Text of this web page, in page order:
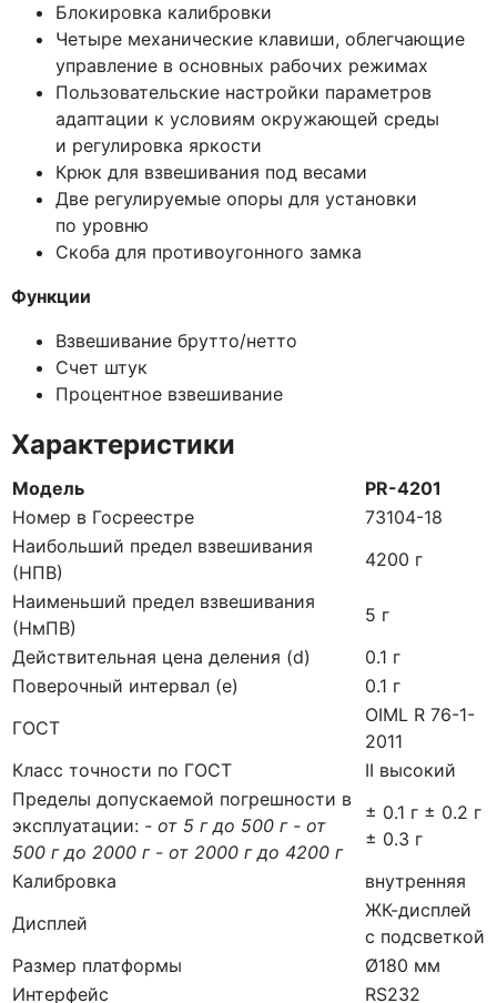
Блокировка калибровки
Четыре механические клавиши, облегчающие
управление в основных рабочих режимах
Пользовательские настройки параметров
адаптации к условиям окружающей среды
и регулировка яркости
Крюк для взвешивания под весами
Две регулируемые опоры для установки
по уровню
Скоба для противоугонного замка
Функции
Взвешивание брутто/нетто
Счет штук
Процентное взвешивание
Характеристики
Модель
PR-4201
Номер в Госреестре
73104-18
Наибольший предел взвешивания
(НПВ)
4200 г
Наименьший предел взвешивания
(НмПВ)
5 г
Действительная цена деления (d)
0.1 г
Поверочный интервал (е)
0.1 г
ГОСТ
OIML R 76-1-
2011
Класс точности по ГОСТ
II высокий
Пределы допускаемой погрешности в
эксплуатации: - от 5 г до 500 г - от
500 г до 2000 г - от 2000 г до 4200 г
± 0.1 г ± 0.2 г
± 0.3 г
Калибровка
внутренняя
Дисплей
ЖК-дисплей
с подсветкой
Размер платформы
Ø180 мм
Интерфейс
RS232